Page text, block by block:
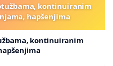
kontinuiranim
hapšenjima
kontinuiranim